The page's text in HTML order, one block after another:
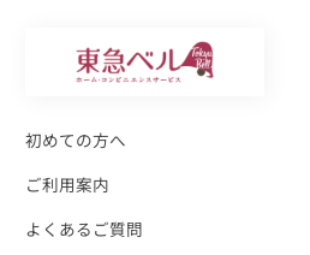
初めての方へ
ご利用案内
よくあるご質問